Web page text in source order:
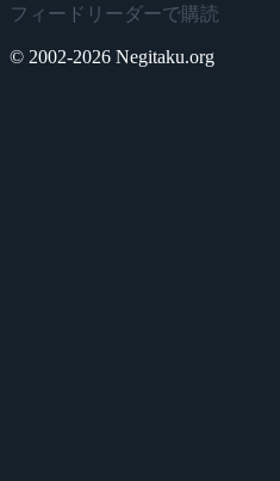
フィードリーダーで購読
© 2002-2026 Negitaku.org